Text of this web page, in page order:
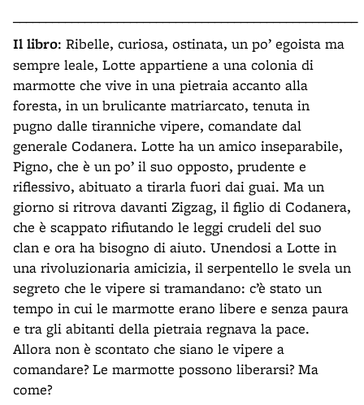
Il libro: Ribelle, curiosa, ostinata, un po’ egoista ma
sempre leale, Lotte appartiene a una colonia di
marmotte che vive in una pietraia accanto alla
foresta, in un brulicante matriarcato, tenuta in
pugno dalle tiranniche vipere, comandate dal
generale Codanera. Lotte ha un amico inseparabile,
Pigno, che è un po’ il suo opposto, prudente e
riflessivo, abituato a tirarla fuori dai guai. Ma un
giorno si ritrova davanti Zigzag, il figlio di Codanera,
che è scappato rifiutando le leggi crudeli del suo
clan e ora ha bisogno di aiuto. Unendosi a Lotte in
una rivoluzionaria amicizia, il serpentello le svela un
segreto che le vipere si tramandano: c’è stato un
tempo in cui le marmotte erano libere e senza paura
e tra gli abitanti della pietraia regnava la pace.
Allora non è scontato che siano le vipere a
comandare? Le marmotte possono liberarsi? Ma
come?